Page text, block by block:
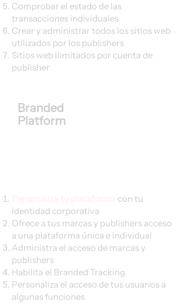
Comprobar el estado de las
transacciones individuales
Crear y administrar todos los sitios web
utilizados por los publishers
Sitios web ilimitados por cuenta de
publisher
Branded
Platform
con tu
identidad corporativa
Ofrece a tus marcas y publishers acceso
a una plataforma única e individual
Administra el acceso de marcas y
publishers
Habilita el Branded Tracking
Personaliza el acceso de tus usuarios a
algunas funciones